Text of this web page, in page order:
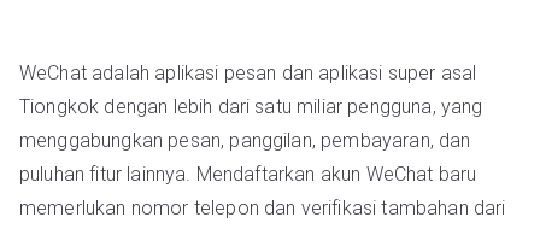
WeChat adalah aplikasi pesan dan aplikasi super asal
Tiongkok dengan lebih dari satu miliar pengguna, yang
menggabungkan pesan, panggilan, pembayaran, dan
puluhan fitur lainnya. Mendaftarkan akun WeChat baru
memerlukan nomor telepon dan verifikasi tambahan dari